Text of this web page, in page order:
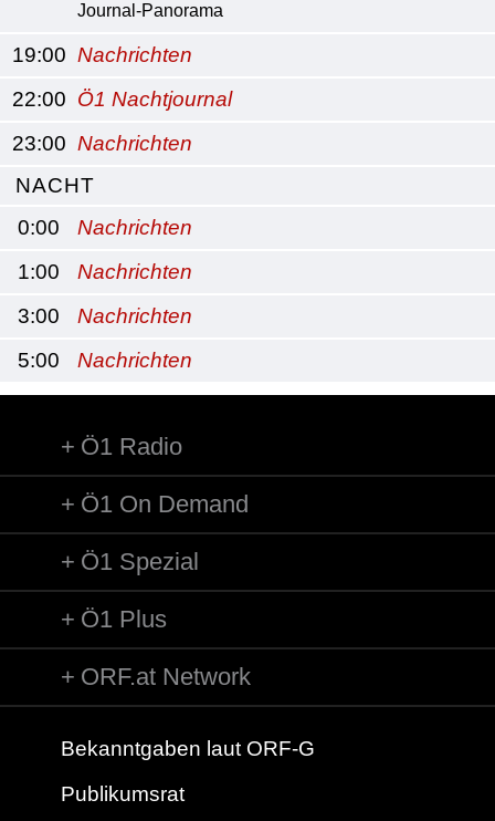
Journal-Panorama
19:00 Nachrichten
22:00 Ö1 Nachtjournal
23:00 Nachrichten
NACHT
0:00
Nachrichten
1:00
Nachrichten
3:00
Nachrichten
5:00
Nachrichten
Ö1 Radio
Ö1 On Demand
Ö1 Spezial
Ö1 Plus
ORF.at Network
Bekanntgaben laut ORF-G
Publikumsrat